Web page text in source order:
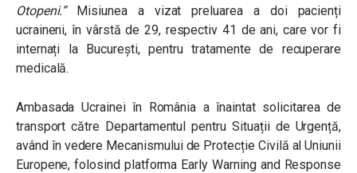
Otopeni.”Misiunea a vizat preluarea a doi pacienți
ucraineni, în vârstă de 29, respectiv 41 de ani, care vor fi
internați la București, pentru tratamente de recuperare
medicală.
Ambasada Ucrainei în România a înaintat solicitarea de
transport către Departamentul pentru Situații de Urgență,
având în vedere Mecanismului de Protecție Civilă al Uniunii
Europene, folosind platforma Early Warning and Response